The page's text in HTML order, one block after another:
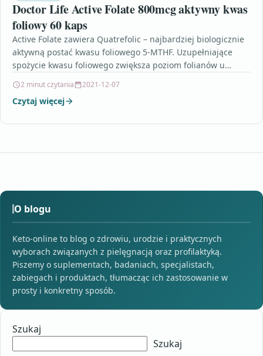
Doctor Life Active Folate 800mcg aktywny kwas
foliowy 60 kaps
Active Folate zawiera Quatrefolic – najbardziej biologicznie
aktywną postać kwasu foliowego 5-MTHF. Uzupełniające
spożycie kwasu foliowego zwiększa poziom folianów u
2 minut czytania 2021-12-07
Czytaj więcej
O blogu
Keto-online to blog o zdrowiu, urodzie i praktycznych
wyborach związanych z pielęgnacją oraz profilaktyką.
Piszemy o suplementach, badaniach, specjalistach,
zabiegach i produktach, tłumacząc ich zastosowanie w
prosty i konkretny sposób.
Szukaj
Szukaj